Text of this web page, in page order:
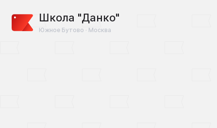
Школа "Данко"
Южное Бутово · Москва